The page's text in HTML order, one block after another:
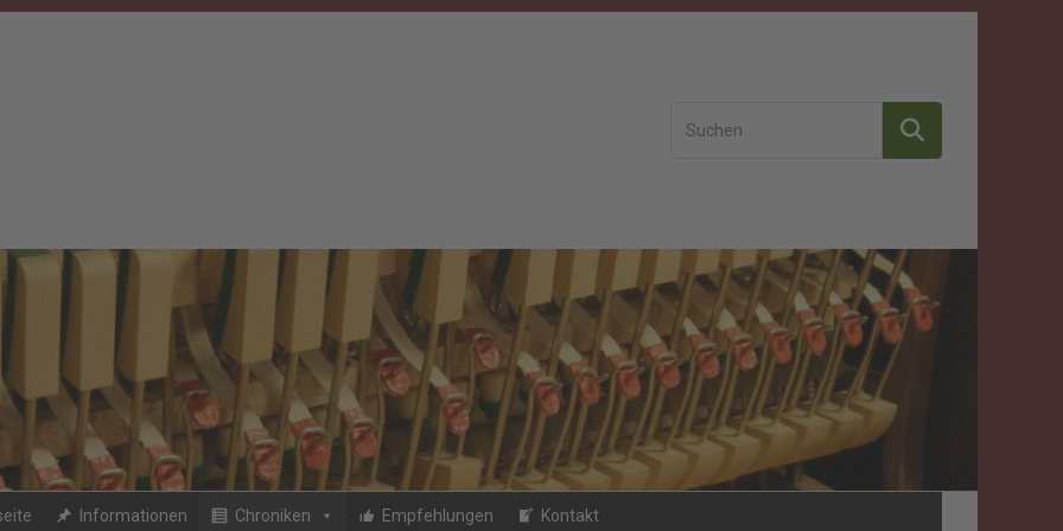
Informationen Chroniken Empfehlungen Kontakt